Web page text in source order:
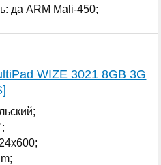
да ARM Mali-450;
WIZE 3021 8GB 3G